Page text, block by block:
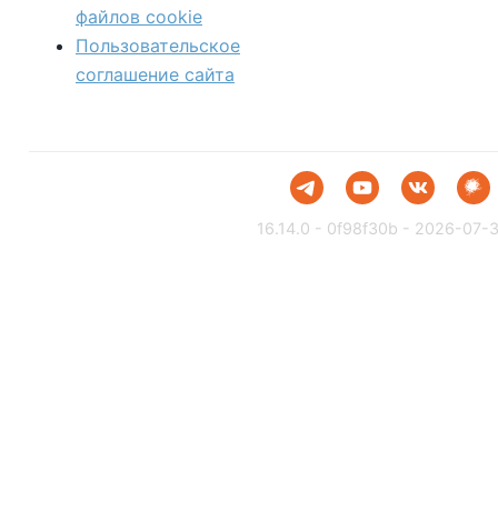
файлов сookie
Пользовательское
соглашение сайта
16.14.0 - 0f98f30b - 2026-07-